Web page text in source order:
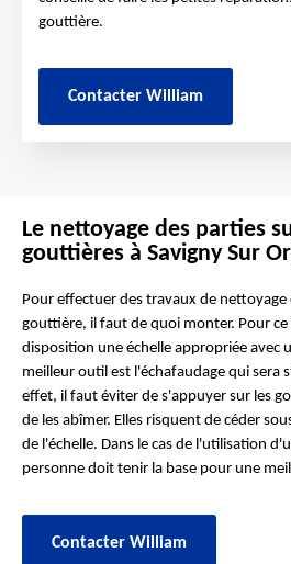
gouttière.
Contacter William
Le nettoyage des parties
gouttières à Savigny Sur
Pour effectuer des travaux de nettoyage
gouttière, il faut de quoi monter. Pour
disposition une échelle appropriée avec
meilleur outil est l'échafaudage qui sera
effet, il faut éviter de s'appuyer sur les
de les abîmer. Elles risquent de céder
de l'échelle. Dans le cas de l'utilisation
personne doit tenir la base pour une
Contacter William